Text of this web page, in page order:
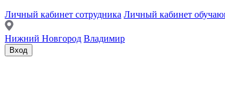
Личный кабинет сотрудника Личный кабинет
Нижний Новгород Владимир
Вход